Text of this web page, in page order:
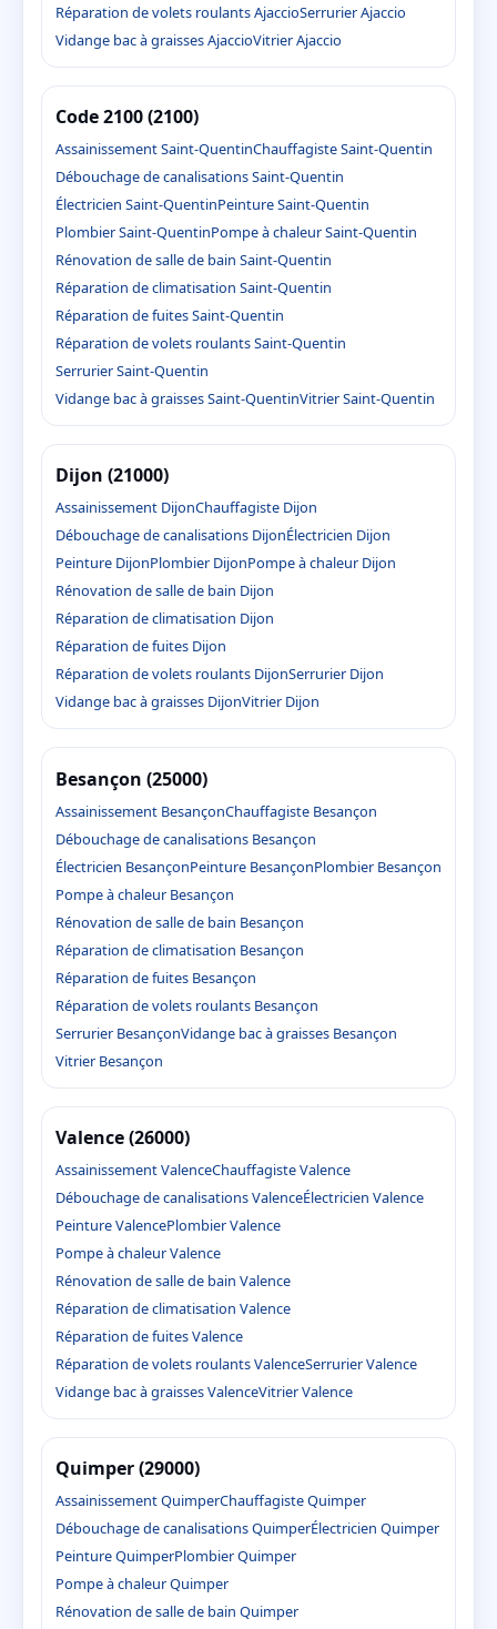
Réparation de volets roulants AjaccioSerrurier Ajaccio
Vidange bac à graisses AjaccioVitrier Ajaccio
Code 2100 (2100)
Assainissement Saint-QuentinChauffagiste Saint-Quentin
Débouchage de canalisations Saint-Quentin
Électricien Saint-QuentinPeinture Saint-Quentin
Plombier Saint-QuentinPompe à chaleur Saint-Quentin
Rénovation de salle de bain Saint-Quentin
Réparation de climatisation Saint-Quentin
Réparation de fuites Saint-Quentin
Réparation de volets roulants Saint-Quentin
Serrurier Saint-Quentin
Vidange bac à graisses Saint-QuentinVitrier Saint-Quentin
Dijon (21000)
Assainissement DijonChauffagiste Dijon
Débouchage de canalisations DijonÉlectricien Dijon
Peinture DijonPlombier DijonPompe à chaleur Dijon
Rénovation de salle de bain Dijon
Réparation de climatisation Dijon
Réparation de fuites Dijon
Réparation de volets roulants DijonSerrurier Dijon
Vidange bac à graisses DijonVitrier Dijon
Besançon (25000)
Assainissement BesançonChauffagiste Besançon
Débouchage de canalisations Besançon
Électricien BesançonPeinture BesançonPlombier Besançon
Pompe à chaleur Besançon
Rénovation de salle de bain Besançon
Réparation de climatisation Besançon
Réparation de fuites Besançon
Réparation de volets roulants Besançon
Serrurier BesançonVidange bac à graisses Besançon
Vitrier Besançon
Valence (26000)
Assainissement ValenceChauffagiste Valence
Débouchage de canalisations ValenceÉlectricien Valence
Peinture ValencePlombier Valence
Pompe à chaleur Valence
Rénovation de salle de bain Valence
Réparation de climatisation Valence
Réparation de fuites Valence
Réparation de volets roulants ValenceSerrurier Valence
Vidange bac à graisses ValenceVitrier Valence
Quimper (29000)
Assainissement QuimperChauffagiste Quimper
Débouchage de canalisations QuimperÉlectricien Quimper
Peinture QuimperPlombier Quimper
Pompe à chaleur Quimper
Rénovation de salle de bain Quimper